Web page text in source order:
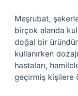
Meşrubat,
birçok alanda
doğal bir
kullanırken
hastaları,
geçirmiş kişilere